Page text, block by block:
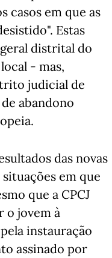
casos em que as
Estas
distrital do
- mas,
judicial de
abandono
das novas
em que
que a CPCJ
o jovem à
instauração
assinado por